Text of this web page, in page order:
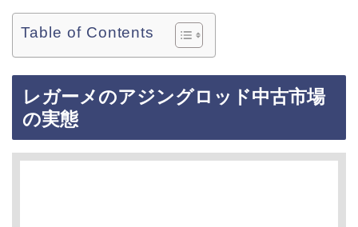
Table of Contents
レガーメのアジングロッド中古市場
の実態